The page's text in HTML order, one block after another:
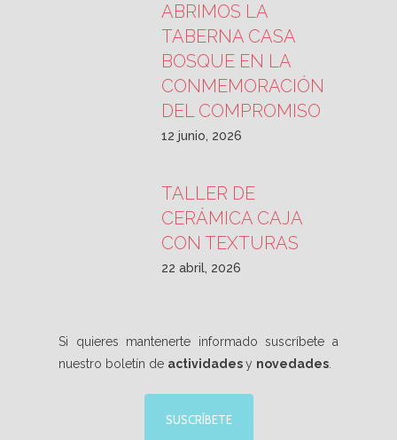
ABRIMOS LA
TABERNA CASA
BOSQUE EN LA
CONMEMORACIÓN
DEL COMPROMISO
12 junio, 2026
TALLER DE
CERÁMICA CAJA
CON TEXTURAS
22 abril, 2026
Si quieres mantenerte informado suscríbete a
nuestro boletín de actividadesy novedades
SUSCRÍBETE